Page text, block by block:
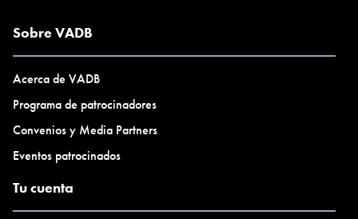
Sobre VADB
Acerca de VADB
Programa de patrocinadores
Convenios y Media Partners
Eventos patrocinados
Tu cuenta